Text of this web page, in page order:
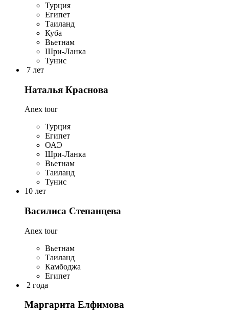
Турция
Египет
Таиланд
Куба
Вьетнам
Шри-Ланка
Тунис
7 лет
Наталья Краснова
Anex tour
Турция
Египет
ОАЭ
Шри-Ланка
Вьетнам
Таиланд
Тунис
10 лет
Василиса Степанцева
Anex tour
Вьетнам
Таиланд
Камбоджа
Египет
2 года
Маргарита Елфимова